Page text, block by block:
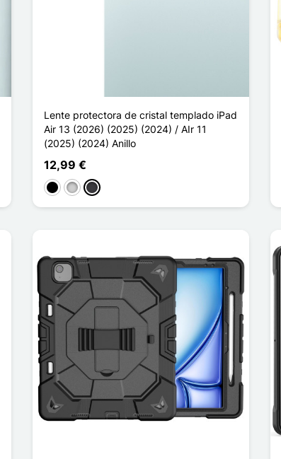
Lente protectora de cristal templado iPad
Air 13 (2026) (2025) (2024) / AIr 11
(2025) (2024) Anillo
12,99 €
NegroPlataGradient